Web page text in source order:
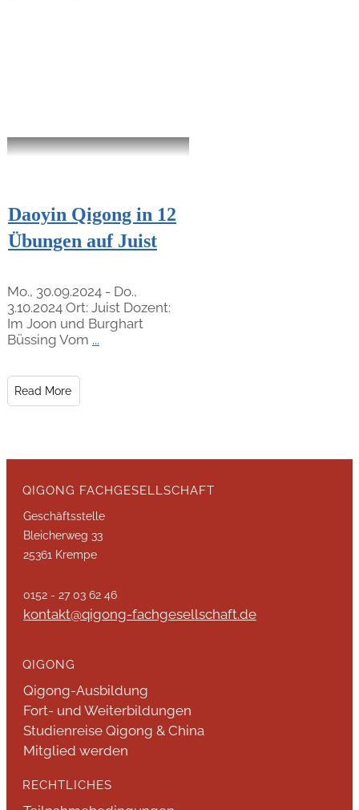
Daoyin Qigong in 12
Übungen auf Juist
Mo., 30.09.2024 - Do.,
3.10.2024 Ort: Juist Dozent:
Im Joon und Burghart
Büssing Vom ...
Read More
QIGONG FACHGESELLSCHAFT
Geschäftsstelle
Bleicherweg 33
25361 Krempe
0152 - 27 03 62 46
kontakt@qigong-fachgesellschaft.de
QIGONG
Qigong-Ausbildung
Fort- und Weiterbildungen
Studienreise Qigong & China
Mitglied werden
RECHTLICHES